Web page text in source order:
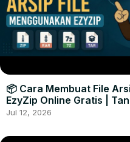
📦 Cara Membuat File
EzyZip Online Gratis |
Perangkat Lunak
Jul 12, 2026